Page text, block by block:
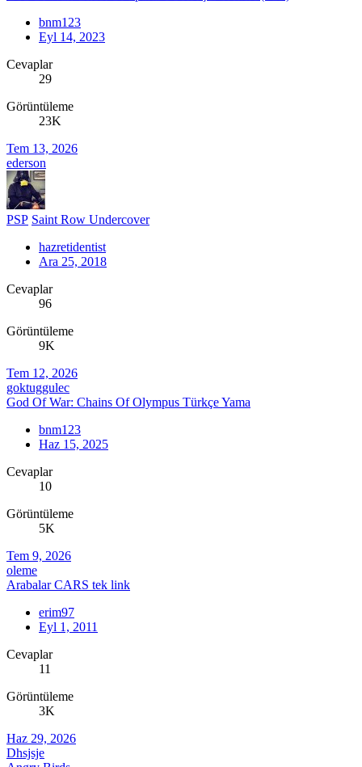
bnm123
Eyl 14, 2023
Cevaplar
29
Görüntüleme
23K
Tem 13, 2026
ederson
PSP Saint Row Undercover
hazretidentist
Ara 25, 2018
Cevaplar
96
Görüntüleme
9K
Tem 12, 2026
goktuggulec
God Of War: Chains Of Olympus Türkçe Yama
bnm123
Haz 15, 2025
Cevaplar
10
Görüntüleme
5K
Tem 9, 2026
oleme
Arabalar CARS tek link
erim97
Eyl 1, 2011
Cevaplar
11
Görüntüleme
3K
Haz 29, 2026
Dhsjsje